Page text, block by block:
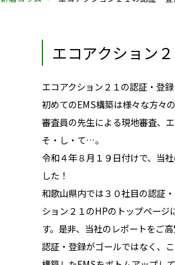
エコアクション
エコアクション２１の認証・登
初めてのEMS構築は様々な方々
審査員の先生による現地審査、
そ・し・て…。
令和４年８月１９日付けで、当
した！
和歌山県内では３０社目の認証
ション２１のHPのトップページ
す。是非、当社のレポートをご
認証・登録がゴールではなく、